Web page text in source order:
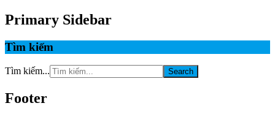
Primary Sidebar
Tìm kiếm
Tìm kiếm...
Footer